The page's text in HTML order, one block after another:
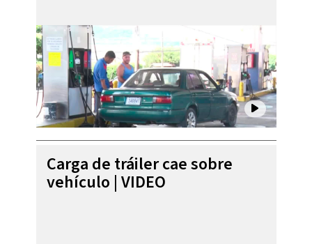
Carga de tráiler cae sobre
vehículo | VIDEO